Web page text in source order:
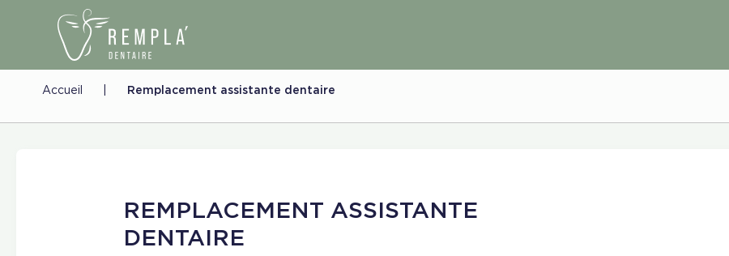
Accueil Remplacement assistante dentaire
REMPLACEMENT ASSISTANTE
DENTAIRE